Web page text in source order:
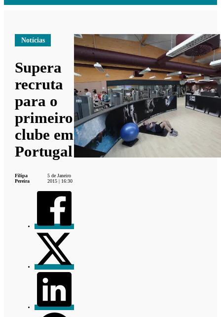
Notícias
Supera
recruta
para o
primeiro
clube em
Portugal
Filipa
Pereira
5 de Janeiro
2015 | 16:30